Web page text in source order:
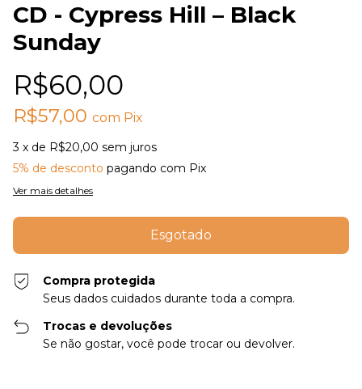
CD - Cypress Hill – Black
Sunday
R$60,00
R$57,00 com Pix
3 x de R$20,00 sem juros
5% de desconto pagando com Pix
Ver mais detalhes
Compra protegida
Seus dados cuidados durante toda a compra.
Trocas e devoluções
Se não gostar, você pode trocar ou devolver.